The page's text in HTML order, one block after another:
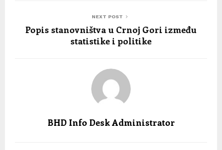
NEXT POST
Popis stanovništva u Crnoj Gori između
statistike i politike
BHD Info Desk Administrator